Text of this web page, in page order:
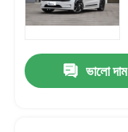
ভালো দাম